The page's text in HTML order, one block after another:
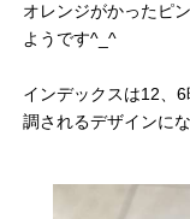
オレンジがかったピ
ようです^_^
インデックスは12、
調されるデザインに